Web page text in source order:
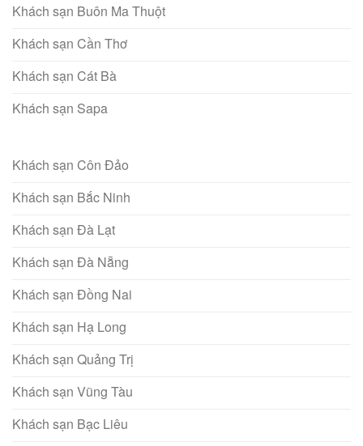
Khách sạn Buôn Ma Thuột
Khách sạn Cần Thơ
Khách sạn Cát Bà
Khách sạn Sapa
Khách sạn Côn Đảo
Khách sạn Bắc Ninh
Khách sạn Đà Lạt
Khách sạn Đà Nẵng
Khách sạn Đồng Nai
Khách sạn Hạ Long
Khách sạn Quảng Trị
Khách sạn Vũng Tàu
Khách sạn Bạc Liêu